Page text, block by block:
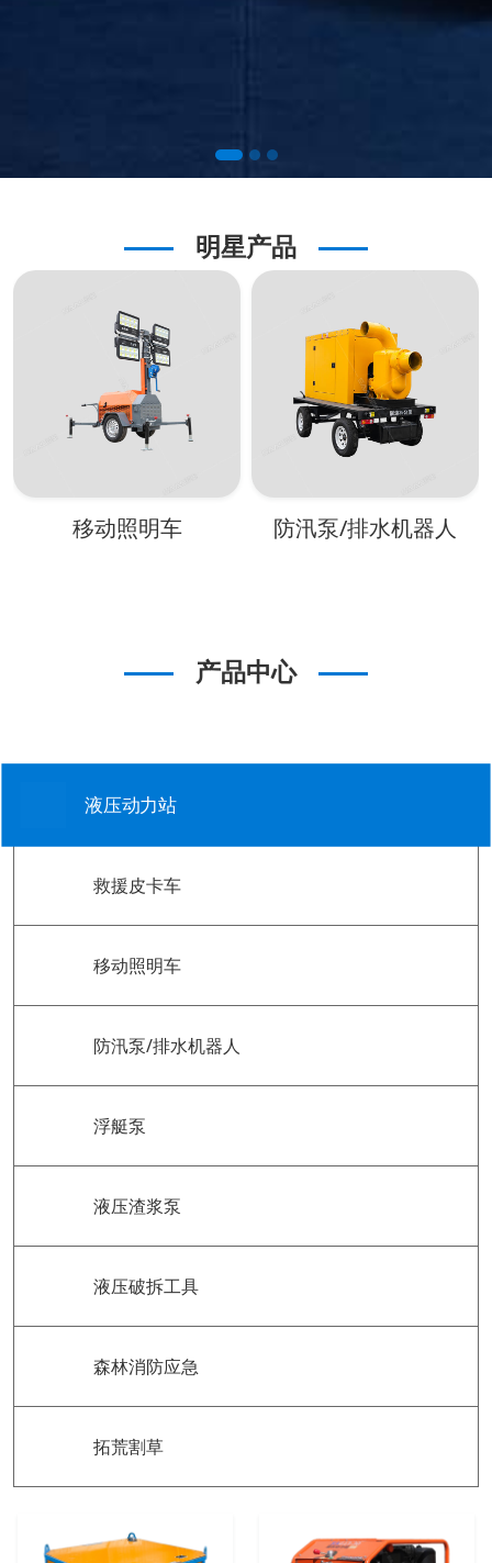
明星产品
移动照明车 防汛泵/排水机器人
产品中心
液压动力站
救援皮卡车
移动照明车
防汛泵/排水机器人
浮艇泵
液压渣浆泵
液压破拆工具
森林消防应急
拓荒割草